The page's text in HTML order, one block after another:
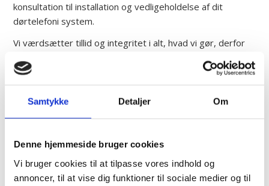
Samtykke Detaljer Om
Denne hjemmeside bruger cookies
Vi bruger cookies til at tilpasse vores indhold og
annoncer, til at vise dig funktioner til sociale medier og til
konsultation til installation og vedligeholdelse af dit
dørtelefoni system.
Vi værdsætter tillid og integritet i alt, hvad vi gør, derfor
tror vi på at bygge langvarige relationer med vores
kunder, baseret på gensidig tillid og respekt. Vi er altid klar
til at lytte og tilbyde løsninger, der passer til dine behov
og budget.
Når du samarbejder med os, får du mere end blot en
der er dedikeret til at skabe sikre og trygge omgivelser
for dig, din familie eller din virksomhed.